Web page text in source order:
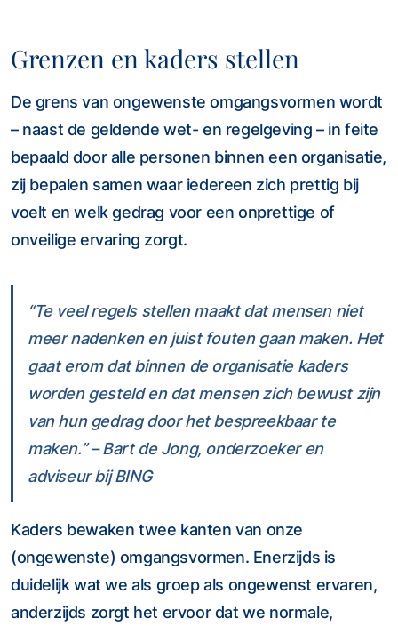
Grenzen en kaders stellen
De grens van ongewenste omgangsvormen wordt
– naast de geldende wet- en regelgeving – in feite
bepaald door alle personen binnen een organisatie,
zij bepalen samen waar iedereen zich prettig bij
voelt en welk gedrag voor een onprettige of
onveilige ervaring zorgt.
“Te veel regels stellen maakt dat mensen niet
meer nadenken en juist fouten gaan maken. Het
gaat erom dat binnen de organisatie kaders
worden gesteld en dat mensen zich bewust zijn
van hun gedrag door het bespreekbaar te
maken.” – Bart de Jong, onderzoeker en
adviseur bij BING
Kaders bewaken twee kanten van onze
(ongewenste) omgangsvormen. Enerzijds is
duidelijk wat we als groep als ongewenst ervaren,
anderzijds zorgt het ervoor dat we normale,